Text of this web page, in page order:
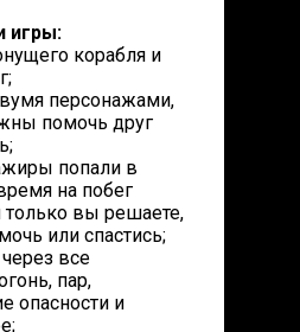
игры:
корабля и
персонажами,
помочь друг
попали в
на побег
только вы решаете,
или спастись;
все
пар,
опасности и